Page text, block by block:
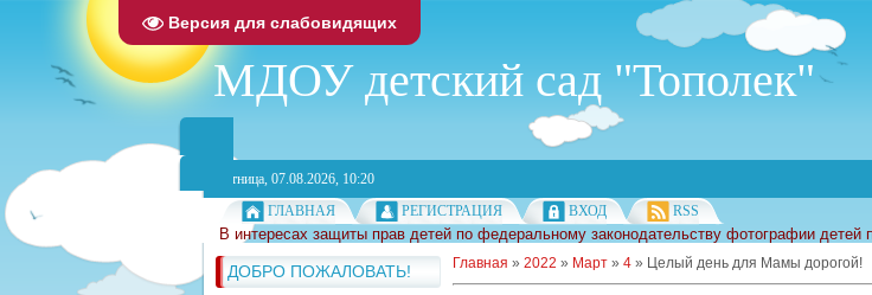
Версия для слабовидящих
МДОУ детский сад "Тополек"
Пятница, 07.08.2026, 10:20
ГЛАВНАЯ
РЕГИСТРАЦИЯ ВХОД RSS
В интересах защиты прав детей по федеральному законодательству фотографии детей
ДОБРО ПОЖАЛОВАТЬ! Главная » 2022 » Март » 4 » Целый день для Мамы дорогой!